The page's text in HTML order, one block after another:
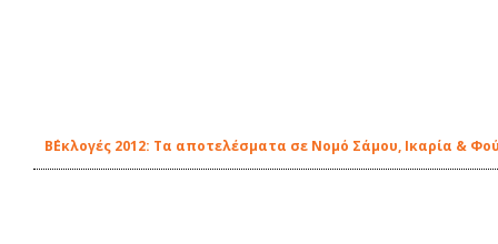
Β΄Εκλογές 2012: Τα αποτελέσματα σε Νομό Σάμου, Ικαρία &